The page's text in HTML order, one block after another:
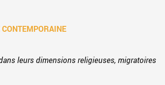
leurs dimensions religieuses, migratoires